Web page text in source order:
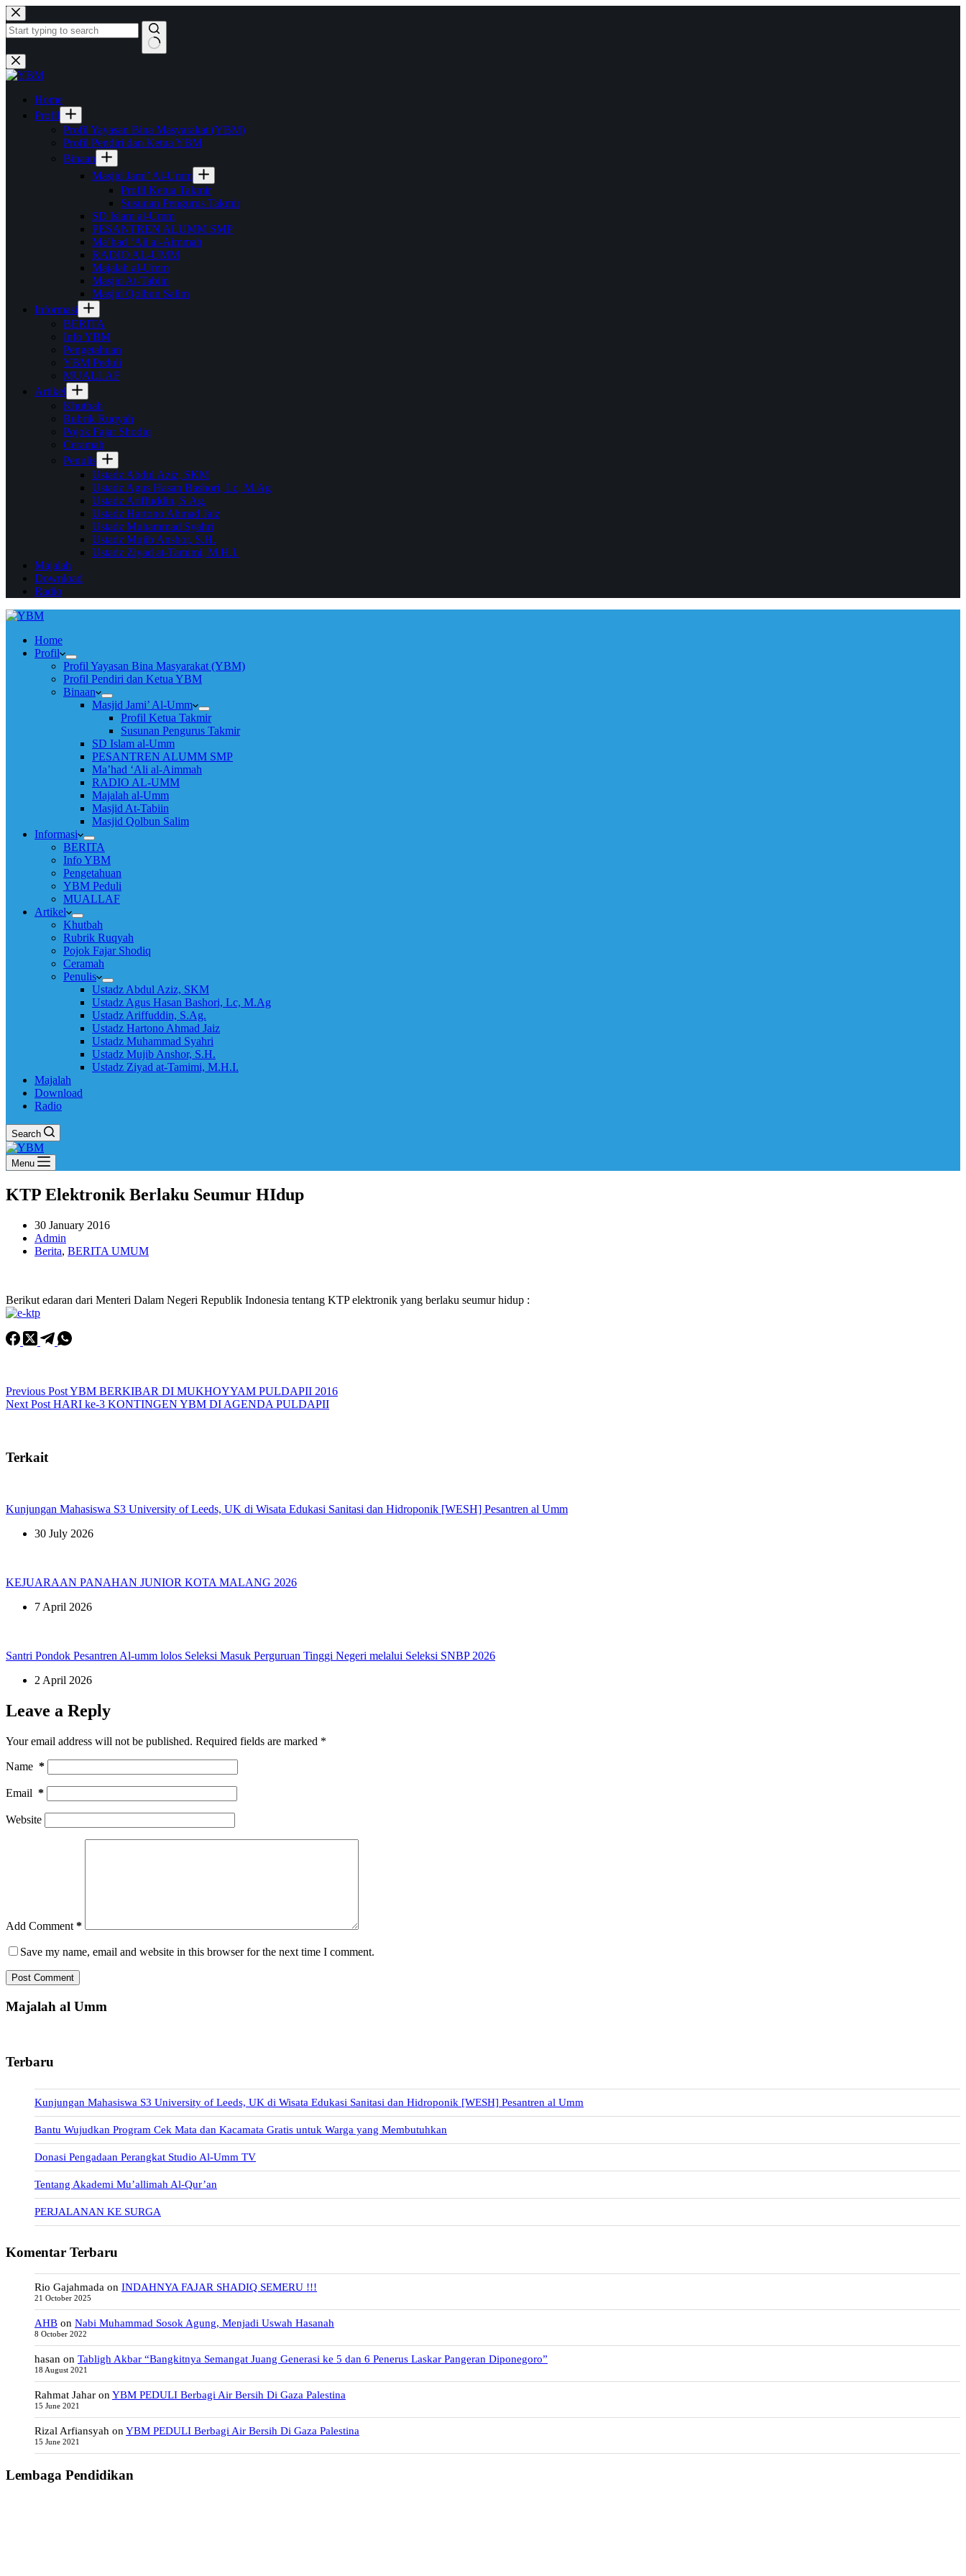
Skip
to
content
No
results
Home
Profil
Profil Yayasan Bina Masyarakat (YBM)
Profil Pendiri dan Ketua YBM
Binaan
Masjid Jami’ Al-Umm
Profil Ketua Takmir
Susunan Pengurus Takmir
SD Islam al-Umm
PESANTREN ALUMM SMP
Ma’had ‘Ali al-Aimmah
RADIO AL-UMM
Majalah al-Umm
Masjid At-Tabiin
Masjid Qolbun Salim
Informasi
BERITA
Info YBM
Pengetahuan
YBM Peduli
MUALLAF
Artikel
Khutbah
Rubrik Ruqyah
Pojok Fajar Shodiq
Ceramah
Penulis
Ustadz Abdul Aziz, SKM
Ustadz Agus Hasan Bashori, Lc, M.Ag
Ustadz Ariffuddin, S.Ag.
Ustadz Hartono Ahmad Jaiz
Ustadz Muhammad Syahri
Ustadz Mujib Anshor, S.H.
Ustadz Ziyad at-Tamimi, M.H.I.
Majalah
Download
Radio
Home
Profil
Profil Yayasan Bina Masyarakat (YBM)
Profil Pendiri dan Ketua YBM
Binaan
Masjid Jami’ Al-Umm
Profil Ketua Takmir
Susunan Pengurus Takmir
SD Islam al-Umm
PESANTREN ALUMM SMP
Ma’had ‘Ali al-Aimmah
RADIO AL-UMM
Majalah al-Umm
Masjid At-Tabiin
Masjid Qolbun Salim
Informasi
BERITA
Info YBM
Pengetahuan
YBM Peduli
MUALLAF
Artikel
Khutbah
Rubrik Ruqyah
Pojok Fajar Shodiq
Ceramah
Penulis
Ustadz Abdul Aziz, SKM
Ustadz Agus Hasan Bashori, Lc, M.Ag
Ustadz Ariffuddin, S.Ag.
Ustadz Hartono Ahmad Jaiz
Ustadz Muhammad Syahri
Ustadz Mujib Anshor, S.H.
Ustadz Ziyad at-Tamimi, M.H.I.
Majalah
Download
Radio
Search
Menu
KTP Elektronik Berlaku Seumur HIdup
30 January 2016
Admin
Berita, BERITA UMUM
Berikut edaran dari Menteri Dalam Negeri Republik Indonesia tentang KTP elektronik yang berlaku seumur hidup :
Previous PostYBM BERKIBAR DI MUKHOYYAM PULDAPII 2016
Next Post HARI ke-3 KONTINGEN YBM DI AGENDA PULDAPII
Terkait
Kunjungan Mahasiswa S3 University of Leeds, UK di Wisata Edukasi Sanitasi dan Hidroponik [WESH] Pesantren al Umm
30 July 2026
KEJUARAAN PANAHAN JUNIOR KOTA MALANG 2026
7 April 2026
Santri Pondok Pesantren Al-umm lolos Seleksi Masuk Perguruan Tinggi Negeri melalui Seleksi SNBP 2026
2 April 2026
Leave a Reply
Your email address will not be published. Required fields are marked *
Name *
Email *
Website
Add Comment *
Save my name, email and website in this browser for the next time I comment.
Post Comment
Majalah al Umm
Terbaru
Kunjungan Mahasiswa S3 University of Leeds, UK di Wisata Edukasi Sanitasi dan Hidroponik [WESH] Pesantren al Umm
Bantu Wujudkan Program Cek Mata dan Kacamata Gratis untuk Warga yang Membutuhkan
Donasi Pengadaan Perangkat Studio Al-Umm TV
Tentang Akademi Mu’allimah Al-Qur’an
PERJALANAN KE SURGA
Komentar Terbaru
Rio Gajahmada on INDAHNYA FAJAR SHADIQ SEMERU !!!
21 October 2025
AHB on Nabi Muhammad Sosok Agung, Menjadi Uswah Hasanah
8 October 2022
hasan on Tabligh Akbar “Bangkitnya Semangat Juang Generasi ke 5 dan 6 Penerus Laskar Pangeran Diponegoro”
18 August 2021
Rahmat Jahar onYBM PEDULI Berbagi Air Bersih Di Gaza Palestina
15 June 2021
Rizal Arfiansyah onYBM PEDULI Berbagi Air Bersih Di Gaza Palestina
15 June 2021
Lembaga Pendidikan